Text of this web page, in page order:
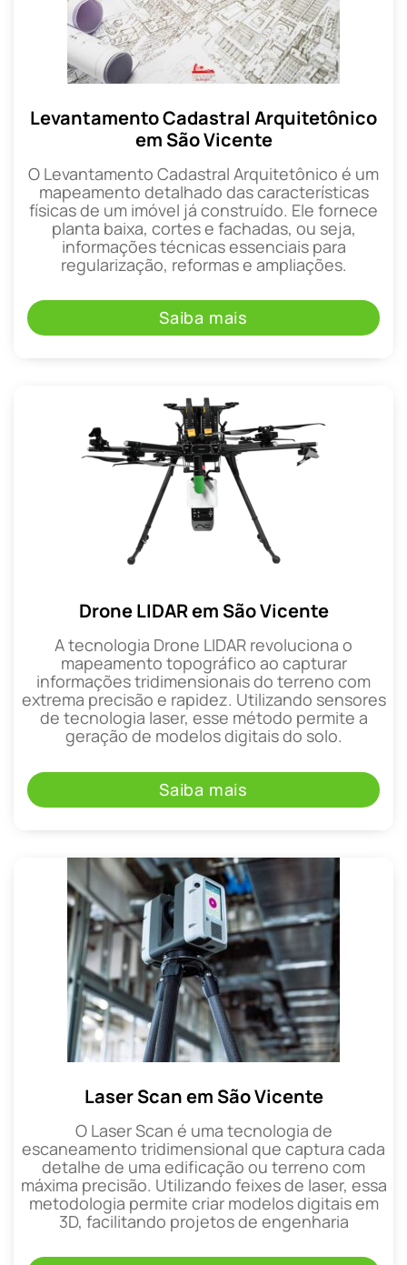
Levantamento Cadastral Arquitetônico
em São Vicente
O Levantamento Cadastral Arquitetônico é um
mapeamento detalhado das características
físicas de um imóvel já construído. Ele fornece
planta baixa, cortes e fachadas, ou seja,
informações técnicas essenciais para
regularização, reformas e ampliações.
Saiba mais
Drone LIDAR em São Vicente
A tecnologia Drone LIDAR revoluciona o
mapeamento topográfico ao capturar
informações tridimensionais do terreno com
extrema precisão e rapidez. Utilizando sensores
de tecnologia laser, esse método permite a
geração de modelos digitais do solo.
Saiba mais
Laser Scan em São Vicente
O Laser Scan é uma tecnologia de
escaneamento tridimensional que captura cada
detalhe de uma edificação ou terreno com
máxima precisão. Utilizando feixes de laser, essa
metodologia permite criar modelos digitais em
3D, facilitando projetos de engenharia